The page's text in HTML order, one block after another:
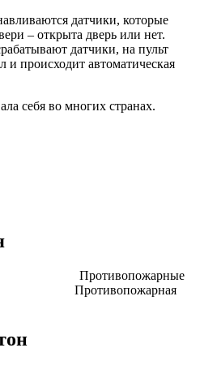
датчики, которые
– открыта дверь или нет.
датчики, на пульт
и происходит автоматическая
себя во многих странах.
Противопожарные
Противопожарная